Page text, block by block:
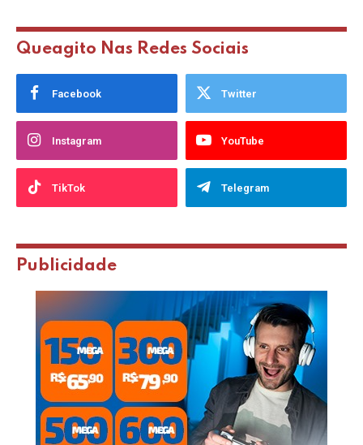
Queagito Nas Redes Sociais
Facebook Twitter
Instagram YouTube
TikTok Telegram
Publicidade